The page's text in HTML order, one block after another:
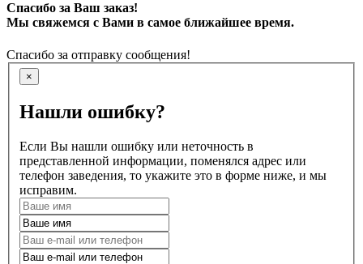
Спасибо за Ваш заказ!
Мы свяжемся с Вами в самое ближайшее время.
Спасибо за отправку сообщения!
×
Нашли ошибку?
Если Вы нашли ошибку или неточность в
представленной информации, поменялся адрес или
телефон заведения, то укажите это в форме ниже, и мы
исправим.